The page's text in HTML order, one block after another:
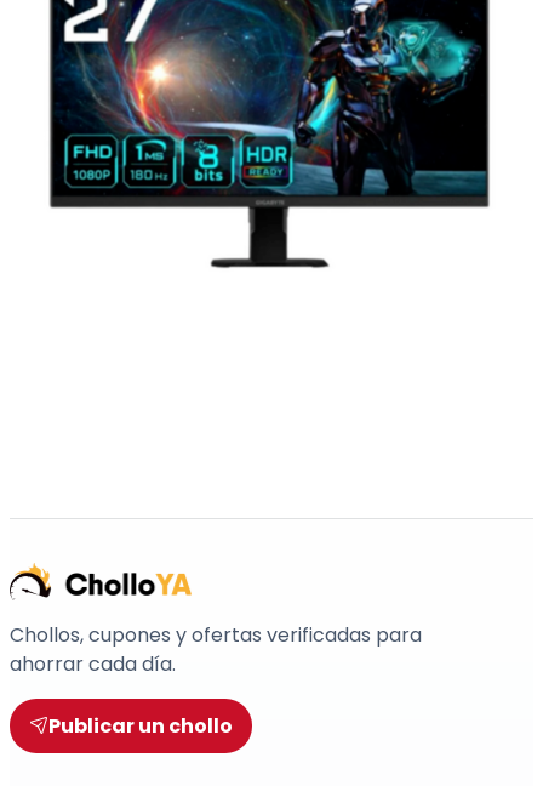
Chollos, cupones y ofertas verificadas para
ahorrar cada día.
Publicar un chollo